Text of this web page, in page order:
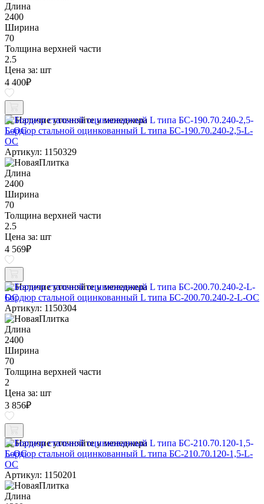
Длина
2400
Ширина
70
Толщина верхней части
2.5
Цена за: шт
4 400₽
Наличие уточняйте у менеджера
Бордюр стальной оцинкованный L типа БС-190.70.240-2,5-L-
ОС
Артикул: 1150329
Длина
2400
Ширина
70
Толщина верхней части
2.5
Цена за: шт
4 569₽
Наличие уточняйте у менеджера
Бордюр стальной оцинкованный L типа БС-200.70.240-2-L-ОС
Артикул: 1150304
Длина
2400
Ширина
70
Толщина верхней части
2
Цена за: шт
3 856₽
Наличие уточняйте у менеджера
Бордюр стальной оцинкованный L типа БС-210.70.120-1,5-L-
ОС
Артикул: 1150201
Длина